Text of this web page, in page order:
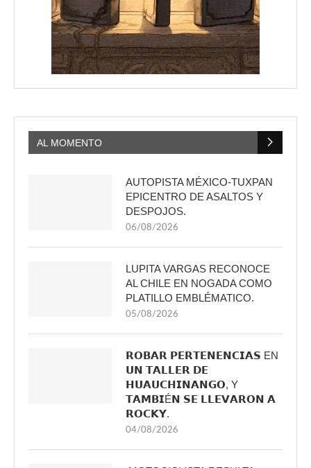
AL MOMENTO
AUTOPISTA MÉXICO-TUXPAN
EPICENTRO DE ASALTOS Y
DESPOJOS.
06/08/2026
LUPITA VARGAS RECONOCE
AL CHILE EN NOGADA COMO
PLATILLO EMBLÉMATICO.
05/08/2026
𝗥𝗢𝗕𝗔𝗥 𝗣𝗘𝗥𝗧𝗘𝗡𝗘𝗡𝗖𝗜𝗔𝗦 EN
𝗨𝗡 𝗧𝗔𝗟𝗟𝗘𝗥 𝗗𝗘
𝗛𝗨𝗔𝗨𝗖𝗛𝗜𝗡𝗔𝗡𝗚𝗢, Y
𝗧𝗔𝗠𝗕𝗜É𝗡 𝗦𝗘 𝗟𝗟𝗘𝗩𝗔𝗥𝗢𝗡 𝗔
𝗥𝗢𝗖𝗞𝗬.
04/08/2026